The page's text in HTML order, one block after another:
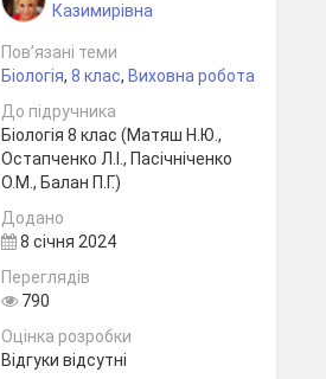
Казимирівна
Пов’язані теми
Біологія,8 клас, Виховна робота
До підручника
Біологія 8 клас (Матяш Н.Ю.,
Остапченко Л.І., Пасічніченко
О.М., Балан П.Г.)
Додано
8 січня 2024
Переглядів
790
Оцінка розробки
Відгуки відсутні